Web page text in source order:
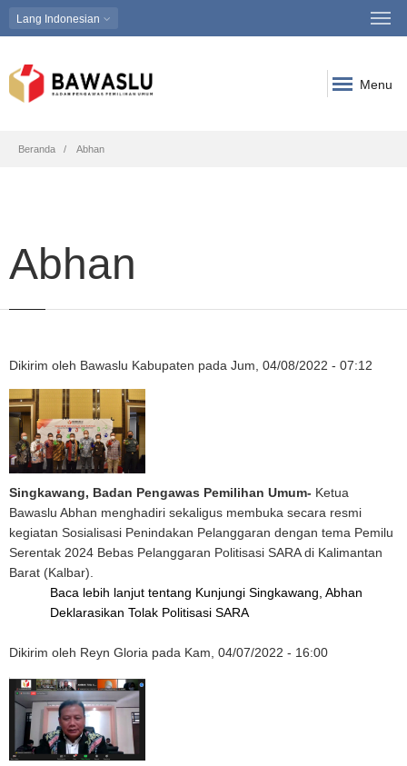
Lang Indonesian
Menu
Breadcrumb
Beranda Abhan
Abhan
Dikirim oleh Bawaslu Kabupaten pada Jum, 04/08/2022 - 07:12
Singkawang, Badan Pengawas Pemilihan Umum- Ketua
Bawaslu Abhan menghadiri sekaligus membuka secara resmi
kegiatan Sosialisasi Penindakan Pelanggaran dengan tema Pemilu
Serentak 2024 Bebas Pelanggaran Politisasi SARA di Kalimantan
Barat (Kalbar).
Baca lebih lanjut tentang Kunjungi Singkawang, Abhan
Deklarasikan Tolak Politisasi SARA
Dikirim oleh Reyn Gloria pada Kam, 04/07/2022 - 16:00